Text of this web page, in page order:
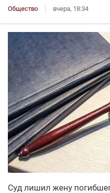
Общество вчера, 18:34
Суд лишил жену